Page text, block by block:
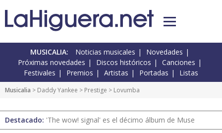
MUSICALIA: Noticias musicales
Novedades
Próximas novedades
Discos históricos
Canciones
Festivales
Premios Artistas Portadas Listas
Musicalia > Daddy Yankee > Prestige > Lovumba
Destacado: 'The wow! signal' es el décimo álbum de Muse